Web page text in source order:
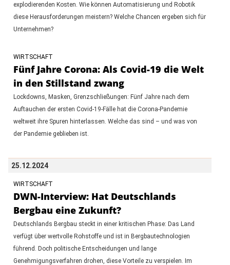
explodierenden Kosten. Wie können Automatisierung und Robotik
diese Herausforderungen meistern? Welche Chancen ergeben sich für
Unternehmen?
WIRTSCHAFT
Fünf Jahre Corona: Als Covid-19 die Welt
in den Stillstand zwang
Lockdowns, Masken, Grenzschließungen: Fünf Jahre nach dem
Auftauchen der ersten Covid-19-Fälle hat die Corona-Pandemie
weltweit ihre Spuren hinterlassen. Welche das sind – und was von
der Pandemie geblieben ist.
25.12.2024
WIRTSCHAFT
DWN-Interview: Hat Deutschlands
Bergbau eine Zukunft?
Deutschlands Bergbau steckt in einer kritischen Phase: Das Land
verfügt über wertvolle Rohstoffe und ist in Bergbautechnologien
führend. Doch politische Entscheidungen und lange
Genehmigungsverfahren drohen, diese Vorteile zu verspielen. Im